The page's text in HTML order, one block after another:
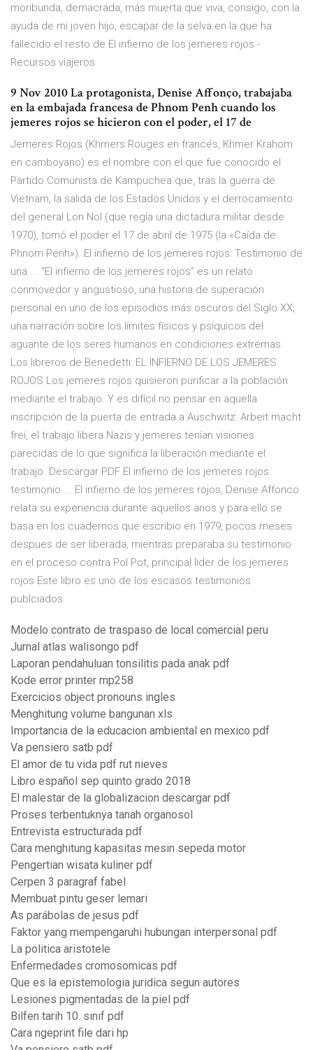
moribunda, demacrada, más muerta que viva, consigo, con la
ayuda de mi joven hijo, escapar de la selva en la que ha
fallecido el resto de El infierno de los jemeres rojos -
Recursos viajeros
9 Nov 2010 La protagonista, Denise Affonço, trabajaba
en la embajada francesa de Phnom Penh cuando los
jemeres rojos se hicieron con el poder, el 17 de
Jemeres Rojos (Khmers Rouges en francés, Khmer Krahom
en camboyano) es el nombre con el que fue conocido el
Partido Comunista de Kampuchea que, tras la guerra de
Vietnam, la salida de los Estados Unidos y el derrocamiento
del general Lon Nol (que regía una dictadura militar desde
1970), tomó el poder el 17 de abril de 1975 (la «Caída de
Phnom Penh»). El infierno de los jemeres rojos: Testimonio de
una ... “El infierno de los jemeres rojos” es un relato
conmovedor y angustioso, una historia de superación
personal en uno de los episodios más oscuros del Siglo XX,
una narración sobre los límites físicos y psíquicos del
aguante de los seres humanos en condiciones extremas.
Los libreros de Benedetti: EL INFIERNO DE LOS JEMERES
ROJOS Los jemeres rojos quisieron purificar a la población
mediante el trabajo. Y es difícil no pensar en aquella
inscripción de la puerta de entrada a Auschwitz: Arbeit macht
frei, el trabajo libera.Nazis y jemeres tenían visiones
parecidas de lo que significa la liberación mediante el
trabajo. Descargar PDF El infierno de los jemeres rojos.
testimonio ... El infierno de los jemeres rojos, Denise Affonco
relata su experiencia durante aquellos anos y para ello se
basa en los cuadernos que escribio en 1979, pocos meses
despues de ser liberada, mientras preparaba su testimonio
en el proceso contra Pol Pot, principal lider de los jemeres
rojos.Este libro es uno de los escasos testimonios
publciados
Modelo contrato de traspaso de local comercial peru
Jurnal atlas walisongo pdf
Laporan pendahuluan tonsilitis pada anak pdf
Kode error printer mp258
Exercicios object pronouns ingles
Menghitung volume bangunan xls
Importancia de la educacion ambiental en mexico pdf
Va pensiero satb pdf
El amor de tu vida pdf rut nieves
Libro español sep quinto grado 2018
El malestar de la globalizacion descargar pdf
Proses terbentuknya tanah organosol
Entrevista estructurada pdf
Cara menghitung kapasitas mesin sepeda motor
Pengertian wisata kuliner pdf
Cerpen 3 paragraf fabel
Membuat pintu geser lemari
As parábolas de jesus pdf
Faktor yang mempengaruhi hubungan interpersonal pdf
La politica aristotele
Enfermedades cromosomicas pdf
Que es la epistemologia juridica segun autores
Lesiones pigmentadas de la piel pdf
Bilfen tarih 10. sınıf pdf
Cara ngeprint file dari hp